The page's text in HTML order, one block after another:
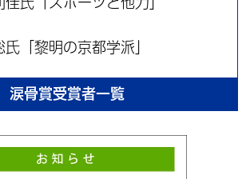
「黎明の京都学派」
涙骨賞受賞者一覧